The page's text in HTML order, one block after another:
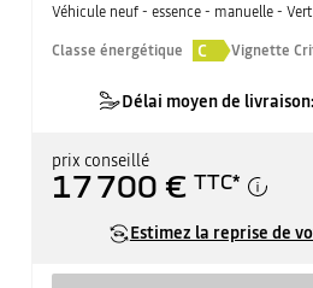
Véhicule neuf - essence - manuelle -
Classe énergétique
C Vignette
Délai moyen de
prix conseillé
17 700 € TTC*
Estimez la reprise de